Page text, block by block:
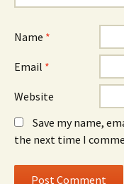
Name *
Email *
Website
Save my name,
the next time I